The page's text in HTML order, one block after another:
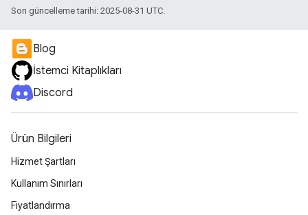
Son güncelleme tarihi: 2025-08-31 UTC.
Blog
İstemci Kitaplıkları
Discord
Ürün Bilgileri
Hizmet Şartları
Kullanım Sınırları
Fiyatlandırma